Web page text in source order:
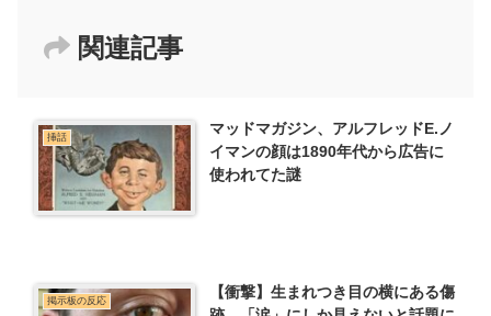
関連記事
挿話
マッドマガジン、アルフレッドE.ノ
イマンの顔は1890年代から広告に
使われてた謎
掲示板の反応
【衝撃】生まれつき目の横にある傷